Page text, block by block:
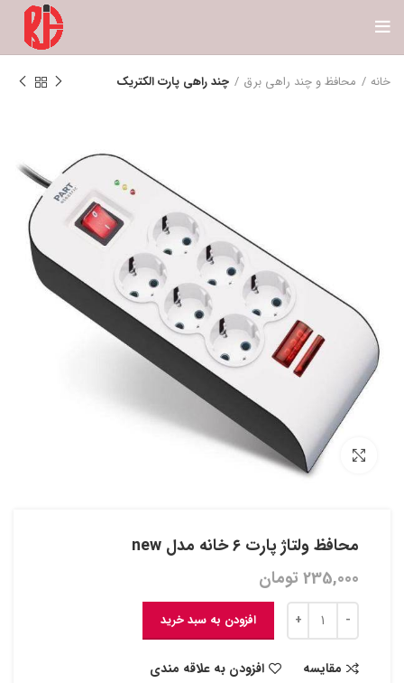
خانه محافظ و چند راهی برق چند راهی پارت الکتریک
بزرگنمایی تصویر
محافظ ولتاژ پارت ۶ خانه مدل new
235,000 تومان
افزودن به سبد خرید
مقایسه افزودن به علاقه مندی